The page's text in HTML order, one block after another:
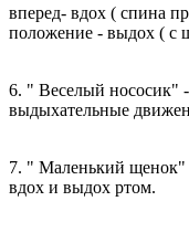
вперед- вдох ( спина
положение - выдох ( с
6. " Веселый нососик"
выдыхательные
7. " Маленький щенок"
вдох и выдох ртом.